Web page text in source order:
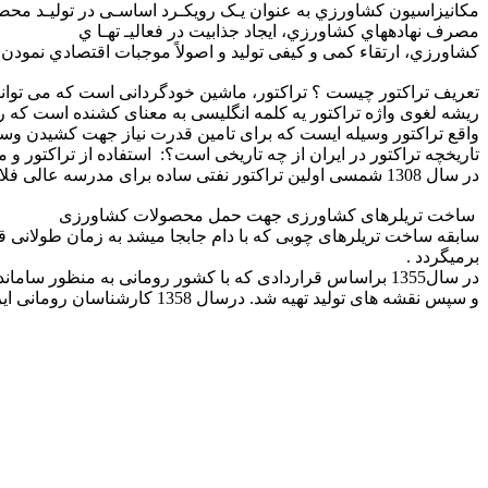
مکانیزاسیون کشاورزي به عنوان یـک رویکـرد اساسـی در تولیـد
مصرف نهادههاي کشاورزي، ایجاد جذابیت در فعالیـ تهـا ي
کشاورزي، ارتقاء کمی و کیفی تولید و اصولاً موجبات اقتصادي
تعریف تراکتور چیست ؟ تراکتور، ماشین خودگردانی است که می
واقع تراکتور وسیله ایست که برای تامین قدرت نیاز جهت کشیدن
در سال 1308 شمسی اولین تراکتور نفتی ساده برای مدرسه عالی فلاحت در شهرستان کرج خریداری گردید تا دانشجویان بتوانند با روش کار آن آشنا شوند و آن را در مزارع برای عملیات کشاورزی به کار ببرند.
ساخت تریلرهای کشاورزی جهت حمل محصولات کشاورزی
برمیگردد .
و سپس نقشه های توليد تهيه شد. درسال 1358 کارشناسان رومانی ايران را ترک نموده پس از اندکی وقفه با تلاش و فعاليت پرسنل کارگاه با ميزان 70% ساخت داخل تريلر کشاورزی توليد و به بازار عرضه شد.